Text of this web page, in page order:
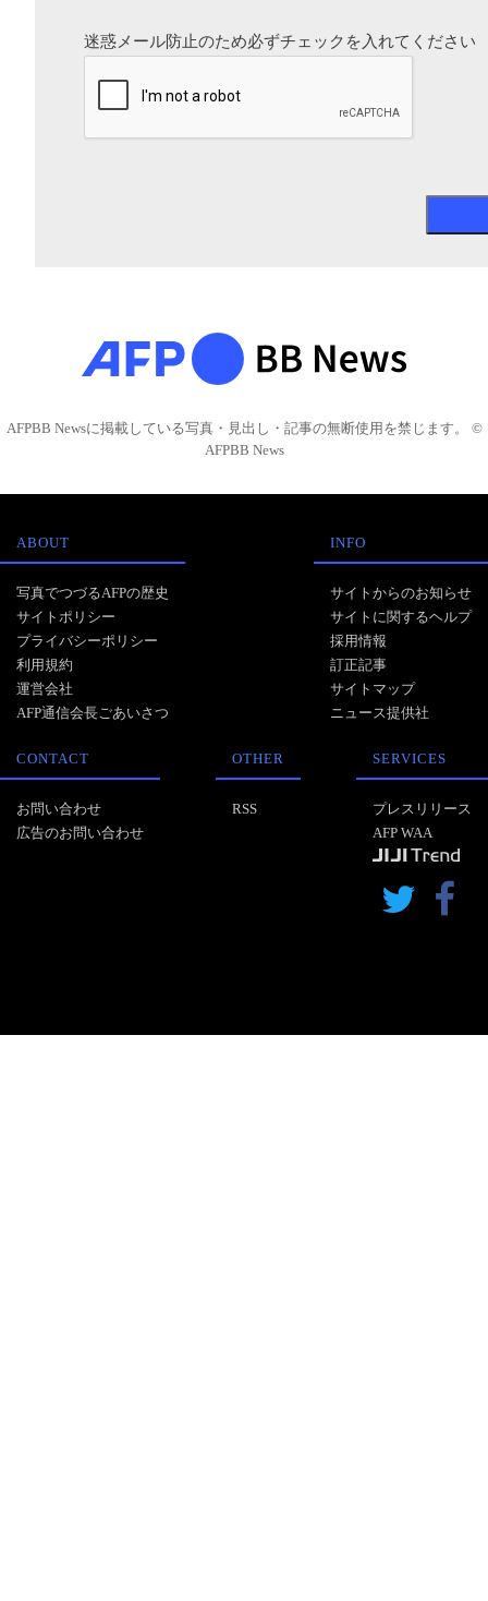
迷惑メール防止のため必ずチェックを入れてください
AFPBB Newsに掲載している写真・見出し・記事の無断使用を禁じます。 ©
AFPBB News
ABOUT
写真でつづるAFPの歴史
サイトポリシー
プライバシーポリシー
利用規約
運営会社
AFP通信会長ごあいさつ
INFO
サイトからのお知らせ
サイトに関するヘルプ
採用情報
訂正記事
サイトマップ
ニュース提供社
CONTACT
お問い合わせ
広告のお問い合わせ
OTHER
RSS
SERVICES
プレスリリース
AFP WAA